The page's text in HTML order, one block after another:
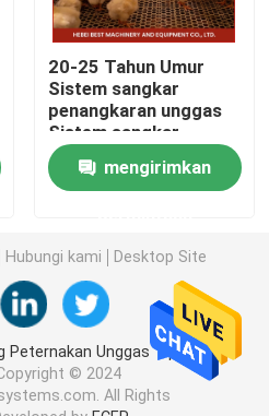
20-25 Tahun Umur
Sistem sangkar
penangkaran unggas
Sistem sangkar
penangkaran unggas
Bintangmengirimkan
Hubungi kami Desktop Site
Peternakan Unggas Tipe A
© 2024
All Rights